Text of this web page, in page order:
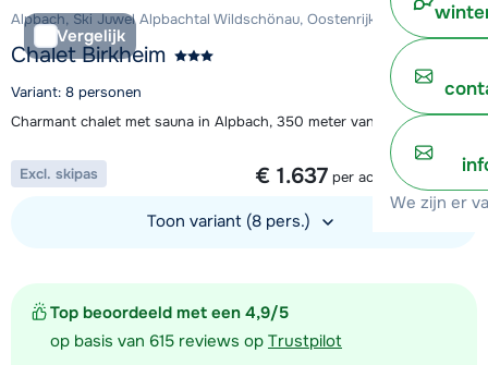
We zijn er
Top beoordeeld met een 4,9/5
op basis van 615 reviews op Trustpilot
Vergelijk
Alpbach, Ski Juwel Alpbachtal Wildschönau, Oostenrijk
Chalet Birkheim
Variant: 8 personen
Charmant chalet met sauna in Alpbach, 350 meter van de skillift
1 week vanaf
€ 1.637 per accommodatie
Excl. skipas
Toon variant (8 pers.)